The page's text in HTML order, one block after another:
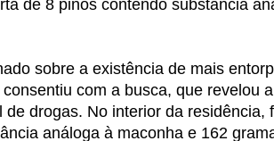
de 8 pinos contendo substância
sobre a existência de mais
com a busca, que revelou
de drogas. No interior da residência,
análoga à maconha e 162